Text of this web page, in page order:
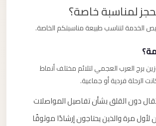
لمناسبة خاصة؟
الخدمة لتناسب طبيعة مناسبتكم الخاصة.
العرب العجمي لتلائم مختلف أنماط
الرحلة فردية أو جماعية.
دون القلق بشأن تفاصيل المواصلات
لأول مرة والذين يحتاجون إرشادًا موثوقًا